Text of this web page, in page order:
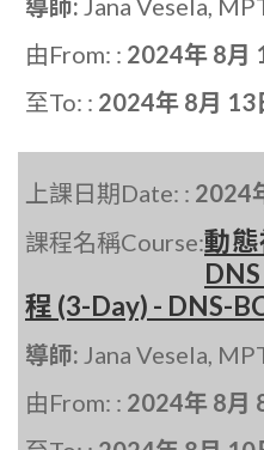
導師: Jana Vesela,
由From: : 2024年 8月
至To: : 2024年 8月 13
上課日期Date: : 2024
課程名稱Course:動
程 (3-Day) - DNS-
導師: Jana Vesela,
由From: : 2024年 8月